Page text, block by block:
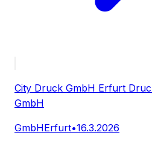
City Druck GmbH Erfurt
GmbH
GmbHErfurt•16.3.2026